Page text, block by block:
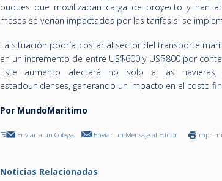
buques que movilizaban carga de proyecto y han
meses se verían impactados por las tarifas si se
La situación podría costar al sector del transporte
en un incremento de entre US$600 y US$800 por
Este aumento afectará no solo a las
estadounidenses, generando un impacto en el costo
Por MundoMaritimo
Enviar a un Colega Enviar un Mensaje al Editor
Noticias Relacionadas